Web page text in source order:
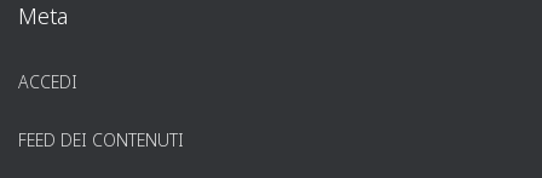
Meta
ACCEDI
FEED DEI CONTENUTI